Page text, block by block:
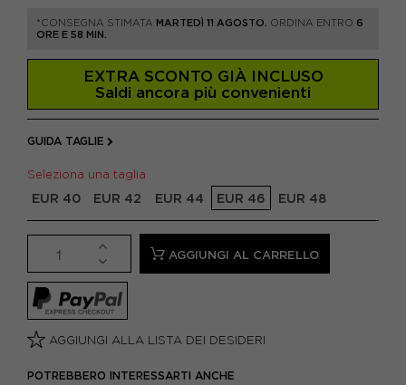
*CONSEGNA STIMATA MARTEDÌ 11 AGOSTO. ORDINA ENTRO 6
ORE E 58 MIN.
EXTRA SCONTO GIÀ INCLUSO
Saldi ancora più convenienti
GUIDA TAGLIE
Seleziona una taglia
EUR 40 EUR 42 EUR 44 EUR 46 EUR 48
AGGIUNGI AL CARRELLO
AGGIUNGI ALLA LISTA DEI DESIDERI
POTREBBERO INTERESSARTI ANCHE